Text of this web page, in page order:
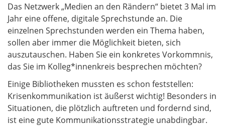
Das Netzwerk „Medien an den Rändern“ bietet 3 Mal im
Jahr eine offene, digitale Sprechstunde an. Die
einzelnen Sprechstunden werden ein Thema haben,
sollen aber immer die Möglichkeit bieten, sich
auszutauschen. Haben Sie ein konkretes Vorkommnis,
das Sie im Kolleg*innenkreis besprechen möchten?
Einige Bibliotheken mussten es schon feststellen:
Krisenkommunikation ist äußerst wichtig! Besonders in
Situationen, die plötzlich auftreten und fordernd sind,
ist eine gute Kommunikationsstrategie unabdingbar.